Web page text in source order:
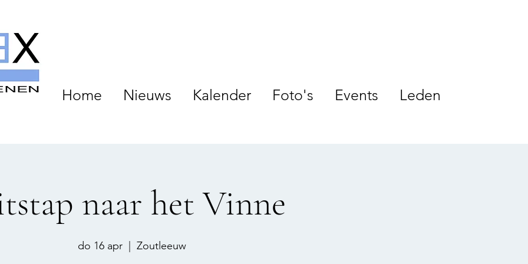
Home Nieuws Kalender Foto's Events Leden
naar het Vinne
do 16 apr Zoutleeuw